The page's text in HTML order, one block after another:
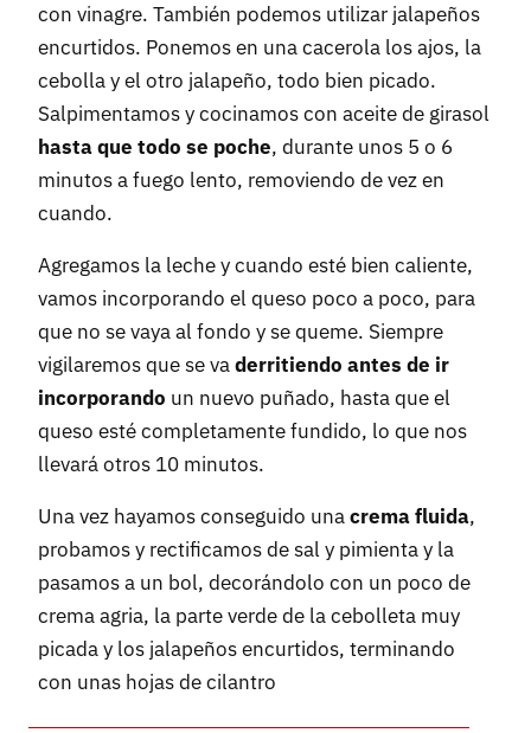
con vinagre. También podemos utilizar jalapeños
encurtidos. Ponemos en una cacerola los ajos, la
cebolla y el otro jalapeño, todo bien picado.
Salpimentamos y cocinamos con aceite de girasol
hasta que todo se poche, durante unos 5 o 6
minutos a fuego lento, removiendo de vez en
cuando.
Agregamos la leche y cuando esté bien caliente,
vamos incorporando el queso poco a poco, para
que no se vaya al fondo y se queme. Siempre
vigilaremos que se vaderritiendo antes de ir
incorporando un nuevo puñado, hasta que el
queso esté completamente fundido, lo que nos
llevará otros 10 minutos.
Una vez hayamos conseguido unacrema fluida,
probamos y rectificamos de sal y pimienta y la
pasamos a un bol, decorándolo con un poco de
crema agria, la parte verde de la cebolleta muy
picada y los jalapeños encurtidos, terminando
con unas hojas de cilantro